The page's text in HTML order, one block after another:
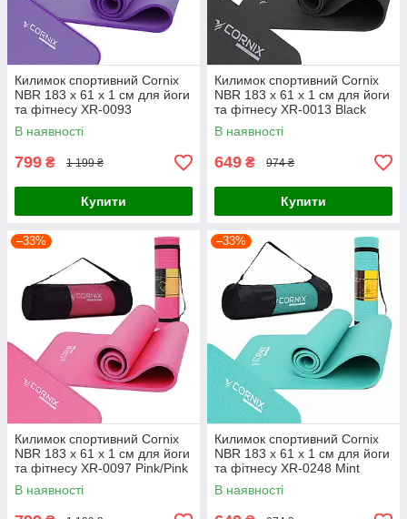
Килимок спортивний Cornix
NBR 183 x 61 x 1 cм для йоги
та фітнесу XR-0093
Purple/Purple
В наявності
799 ₴ 1 199 ₴
Купити
Килимок спортивний Cornix
NBR 183 x 61 x 1 cм для йоги
та фітнесу XR-0013 Black
В наявності
649 ₴ 974 ₴
Купити
–33%
Килимок спортивний Cornix
NBR 183 x 61 x 1 cм для йоги
та фітнесу XR-0097 Pink/Pink
В наявності
–33%
Килимок спортивний Cornix
NBR 183 x 61 x 1 cм для йоги
та фітнесу XR-0248 Mint
В наявності